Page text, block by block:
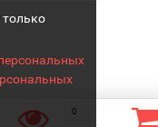
только
0